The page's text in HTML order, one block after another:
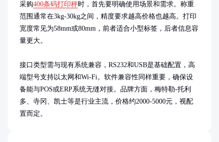
采购400条码打印秤时，首先要明确使用场景和需求。称重
范围通常在3kg-30kg之间，精度要求越高价格也越高。打印
宽度常见为58mm或80mm，前者适合小型标签，后者信息容
量更大。
接口类型需与现有系统兼容，RS232和USB是基础配置，高
端型号支持以太网和Wi-Fi。软件兼容性同样重要，确保设
备能与POS或ERP系统无缝对接。品牌方面，梅特勒-托利
多、寺冈、凯士等是行业主流，价格约2000-5000元，视配
置而定。